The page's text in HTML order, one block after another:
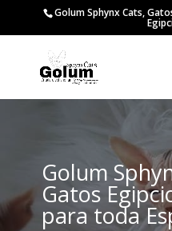
Golum Sphynx Cats,
Golum
Gatos
para toda